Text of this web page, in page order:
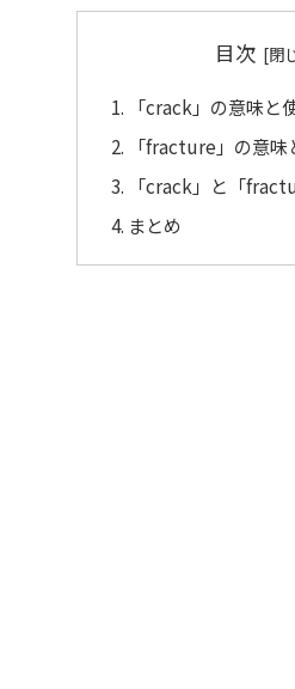
目次
「crack」の意味と
「fracture」の意味
「crack」と「
まとめ